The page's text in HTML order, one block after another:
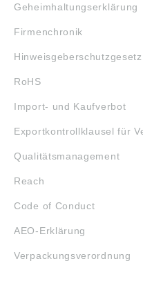
Geheimhaltungserklärung
Firmenchronik
Hinweisgeberschutzgesetz
RoHS
Import- und Kaufverbot
Exportkontrollklausel für
Qualitätsmanagement
Reach
Code of Conduct
AEO-Erklärung
Verpackungsverordnung